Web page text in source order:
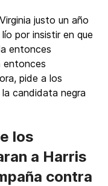
justo un año
por insistir en que
entonces
entonces
pide a los
candidata negra
los
a Harris
contra